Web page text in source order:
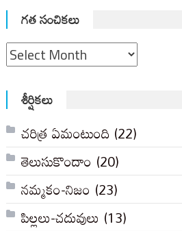
గత సంచికలు
గత
సంచికలు
శీర్షికలు
చరిత్ర ఏమంటుంది (22)
తెలుసుకొందాం (20)
నమ్మకం-నిజం (23)
పిల్లలు-చదువులు (13)